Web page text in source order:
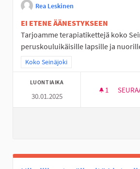
Rea Leskinen
EI ETENE ÄÄNESTYKSEEN
Tarjoamme terapiatikettejä koko
peruskouluikäisille lapsille ja
Rajaa tulokset teeman mukaan: Koko
Koko Seinäjoki
LUONTIAIKA
30.01.2025
1 1